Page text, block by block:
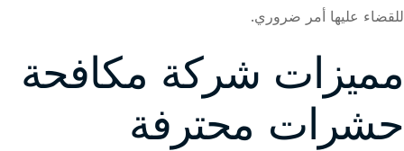
للقضاء عليها أمر ضروري.
مميزات شركة مكافحة
حشرات محترفة